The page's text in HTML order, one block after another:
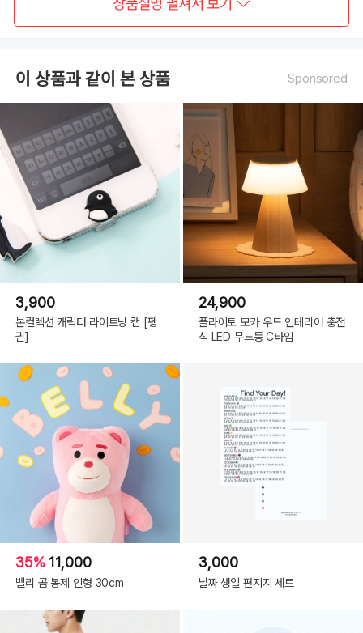
상품설명 펼쳐서 보기
이 상품과 같이 본 상품 Sponsored
3,900
본컬렉션 캐릭터 라이트닝 캡 [펭
귄]
24,900
플라이토 모카 우드 인테리어 충전
식 LED 무드등 C타입
35% 11,000
벨리 곰 봉제 인형 30cm
3,000
날짜 생일 편지지 세트